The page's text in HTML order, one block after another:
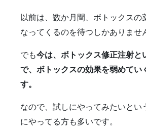
以前は、数か月間、ボトックスの
なってくるのを待つしかありませ
でも今は、ボトックス修正注射と
で、ボトックスの効果を弱めてい
す。
なので、試しにやってみたいとい
にやってる方も多いです。